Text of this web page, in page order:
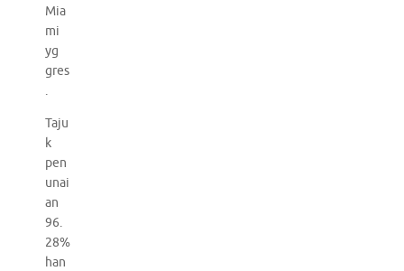
Mia
mi
yg
gres
.
Taju
k
pen
unai
an
96.
28%
han